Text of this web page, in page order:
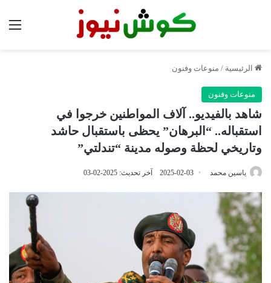
الرئيسية / منوعات وفنون
منوعات وفنون
شاهد بالفيديو.. آلاف المواطنين خرجوا في
استقباله.. “البرهان” يحظى باستقبال حاشد
وتاريخي لحظة وصوله مدينة “تندلتي”
ياسين محمد 2025-02-03 آخر تحديث: 2025-02-03